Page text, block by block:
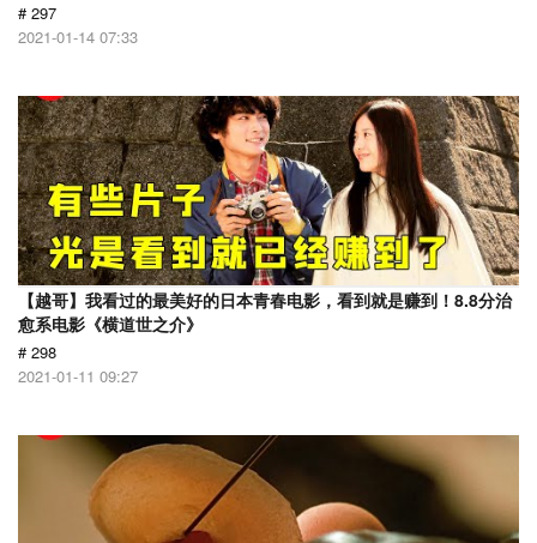
# 297
2021-01-14 07:33
【越哥】我看过的最美好的日本青春电影，看到就是赚到！8.8分治
愈系电影《横道世之介》
# 298
2021-01-11 09:27